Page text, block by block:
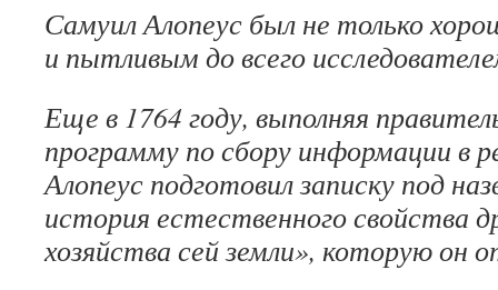
Самуил Алопеус был не только
и пытливым до всего
Еще в 1764 году, выполняя
программу по сбору информации в
Алопеус подготовил записку под
история естественного свойства
хозяйства сей земли», которую он